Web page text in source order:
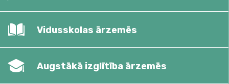
Vidusskolas ārzemēs
Augstākā izglītība ārzemēs